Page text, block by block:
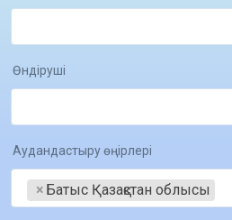
Өндіруші
Аудандастыру өңірлері
× Батыс Қазақстан облысы